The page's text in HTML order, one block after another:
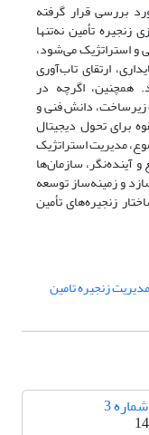
بررسی قرار گرفته
تأمین نه‌تنها
و استراتژیک می‌شود،
ارتقای تاب‌آوری
همچنین، اگرچه در
دانش فنی و
برای تحول دیجیتال
مدیریت استراتژیک
آینده‌نگر، سازمان‌ها
و زمینه‌ساز توسعه
زنجیره‌های تأمین
مدیریت زنجیره تامین